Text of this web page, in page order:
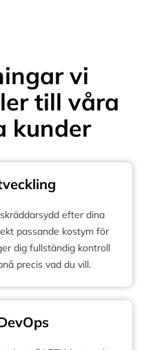
vi
till våra
kunder
efter dina
passande kostym för
dig fullständig kontroll
precis vad du vill.